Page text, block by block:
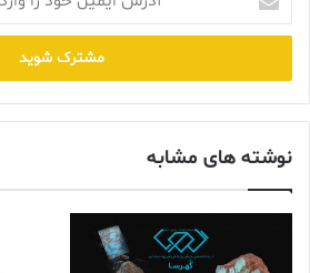
حاج حیدر خوشبخت
صنعت طلا
کوروش کبیر
هادی خوشبخت
ایمیل
خود
وارد
کنید
نوشته های مشابه